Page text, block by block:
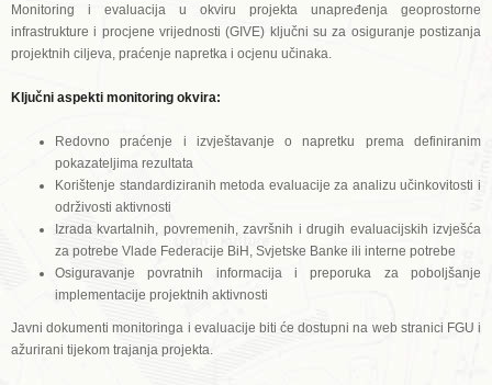
Monitoring i evaluacija u okviru projekta unapređenja geoprostorne
infrastrukture i procjene vrijednosti (GIVE) ključni su za osiguranje postizanja
projektnih ciljeva, praćenje napretka i ocjenu učinaka.
Ključni aspekti monitoring okvira:
Redovno praćenje i izvještavanje o napretku prema definiranim
pokazateljima rezultata
Korištenje standardiziranih metoda evaluacije za analizu učinkovitosti i
održivosti aktivnosti
Izrada kvartalnih, povremenih, završnih i drugih evaluacijskih izvješća
za potrebe Vlade Federacije BiH, Svjetske Banke ili interne potrebe
Osiguravanje povratnih informacija i preporuka za poboljšanje
implementacije projektnih aktivnosti
Javni dokumenti monitoringa i evaluacije biti će dostupni na web stranici FGU i
ažurirani tijekom trajanja projekta.